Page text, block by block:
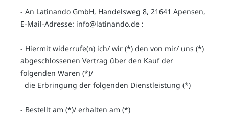
- An Latinando GmbH, Handelsweg 8, 21641 Apensen,
E-Mail-Adresse: info@latinando.de :
- Hiermit widerrufe(n) ich/ wir (*) den von mir/ uns (*)
abgeschlossenen Vertrag über den Kauf der
folgenden Waren (*)/
die Erbringung der folgenden Dienstleistung (*)
- Bestellt am (*)/ erhalten am (*)